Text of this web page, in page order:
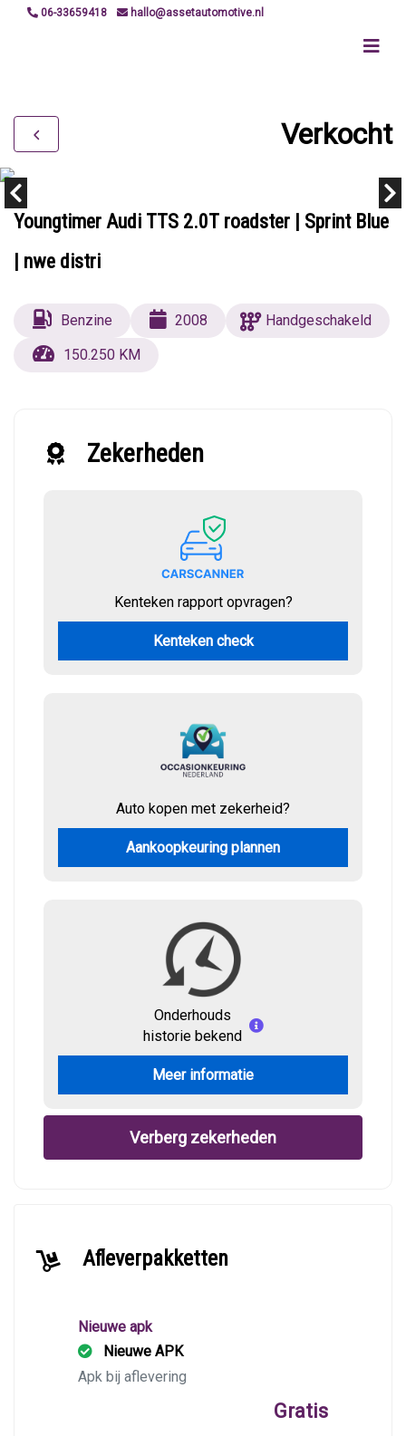
06-33659418 hallo@assetautomotive.nl
Verkocht
Youngtimer Audi TTS 2.0T roadster | Sprint Blue
| nwe distri
Benzine 2008
Handgeschakeld
150.250 KM
Zekerheden
Kenteken rapport opvragen?
Kenteken check
Auto kopen met zekerheid?
Aankoopkeuring plannen
Onderhouds
historie bekend
Meer informatie
Verberg zekerheden
Afleverpakketten
Nieuwe apk
Nieuwe APK
Apk bij aflevering
Gratis